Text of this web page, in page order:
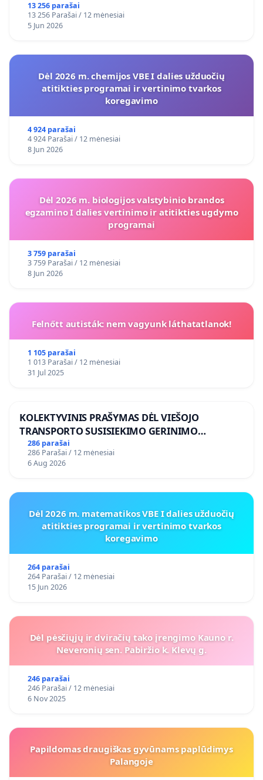
13 256 parašai
13 256 Parašai / 12 mėnesiai
5 Jun 2026
Dėl 2026 m. chemijos VBE I dalies užduočių
atitikties programai ir vertinimo tvarkos
koregavimo
4 924 parašai
4 924 Parašai / 12 mėnesiai
8 Jun 2026
Dėl 2026 m. biologijos valstybinio brandos
egzamino I dalies vertinimo ir atitikties ugdymo
programai
3 759 parašai
3 759 Parašai / 12 mėnesiai
8 Jun 2026
Felnőtt autisták: nem vagyunk láthatatlanok!
1 105 parašai
1 013 Parašai / 12 mėnesiai
31 Jul 2025
KOLEKTYVINIS PRAŠYMAS DĖL VIEŠOJO
TRANSPORTO SUSISIEKIMO GERINIMO
VOSYLIUKŲ KAIME
286 parašai
286 Parašai / 12 mėnesiai
6 Aug 2026
Dėl 2026 m. matematikos VBE I dalies užduočių
atitikties programai ir vertinimo tvarkos
koregavimo
264 parašai
264 Parašai / 12 mėnesiai
15 Jun 2026
Dėl pėsčiųjų ir dviračių tako įrengimo Kauno r.
Neveronių sen. Pabiržio k. Klevų g.
246 parašai
246 Parašai / 12 mėnesiai
6 Nov 2025
Papildomas draugiškas gyvūnams paplūdimys
Palangoje